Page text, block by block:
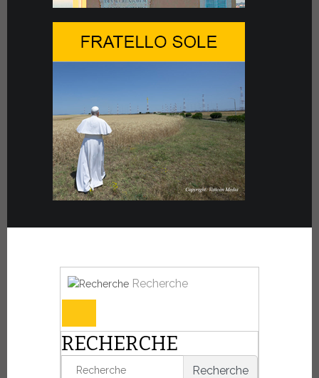
Recherche
RECHERCHE
Recherche